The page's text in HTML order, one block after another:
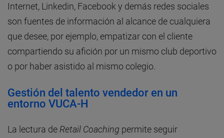
Internet, Linkedin, Facebook y demás redes sociales
son fuentes de información al alcance de cualquiera
que desee, por ejemplo, empatizar con el cliente
compartiendo su afición por un mismo club deportivo
o por haber asistido al mismo colegio.
Gestión del talento vendedor en un
entorno VUCA-H
La lectura de Retail Coaching permite seguir